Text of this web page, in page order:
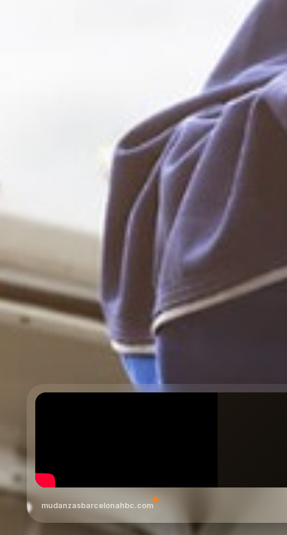
mudanzasbarcelonahbc.com